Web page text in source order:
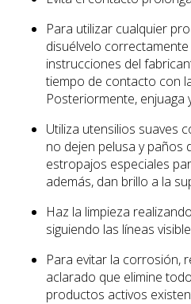
Para utilizar cualquier
disuélvelo
instrucciones del
tiempo de contacto con
Posteriormente, enjuaga
Utiliza utensilios suaves
no dejen pelusa y paños
estropajos especiales
además, dan brillo a la
Haz la limpieza
siguiendo las líneas
Para evitar la corrosión,
aclarado que elimine
productos activos